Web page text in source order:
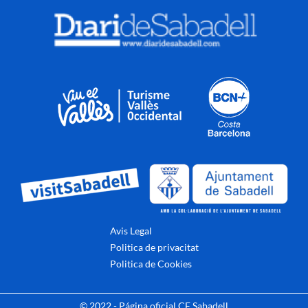
Avis Legal
Politica de privacitat
Politica de Cookies
© 2022 - Página oficial CE Sabadell